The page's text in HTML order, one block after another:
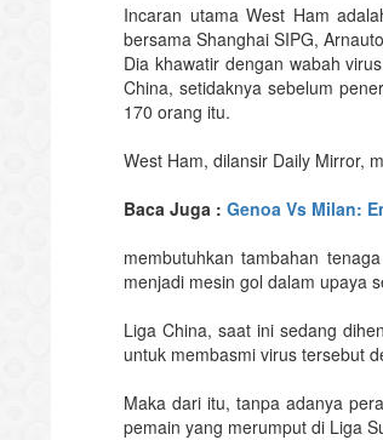
Incaran utama West Ham
bersama Shanghai SIPG,
Dia khawatir dengan wabah
China, setidaknya sebelum
170 orang itu.
West Ham, dilansir Daily Mirror,
Baca Juga : Genoa Vs Milan:
membutuhkan tambahan
menjadi mesin gol dalam upaya
Liga China, saat ini sedang
untuk membasmi virus tersebut
Maka dari itu, tanpa adanya
pemain yang merumput di Liga